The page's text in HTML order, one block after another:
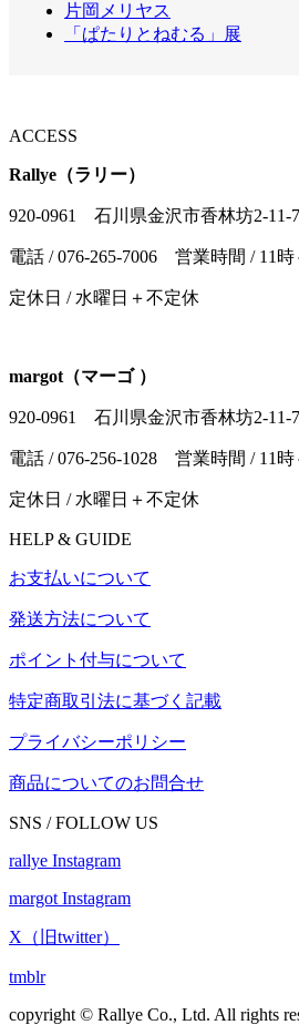
片岡メリヤス
「ぱたりとねむる」展
ACCESS
Rallye（ラリー）
920-0961 石川県金沢市香林坊2-11-
電話 / 076-265-7006 営業時間 / 11時
定休日 / 水曜日＋不定休
margot（マーゴ ）
920-0961 石川県金沢市香林坊2-11-
電話 / 076-256-1028 営業時間 / 11時
定休日 / 水曜日＋不定休
HELP & GUIDE
お支払いについて
発送方法について
ポイント付与について
特定商取引法に基づく記載
プライバシーポリシー
商品についてのお問合せ
SNS / FOLLOW US
rallye Instagram
margot Instagram
X（旧twitter）
tmblr
copyright © Rallye Co., Ltd. All rights